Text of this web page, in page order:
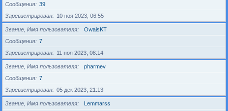
Сообщения
39
Зарегистрирован
10 ноя 2023, 06:55
Звание, Имя пользователя
OwaisKT
Сообщения
7
Зарегистрирован
11 ноя 2023, 08:14
Звание, Имя пользователя
pharmev
Сообщения
7
Зарегистрирован
05 дек 2023, 21:13
Звание, Имя пользователя
Lemmarss